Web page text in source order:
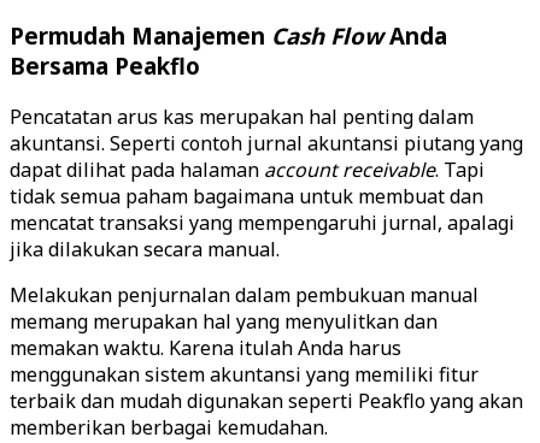
Permudah Manajemen Cash FlowAnda
Bersama Peakflo
Pencatatan arus kas merupakan hal penting dalam
akuntansi. Seperti contoh jurnal akuntansi piutang yang
dapat dilihat pada halaman account receivable. Tapi
tidak semua paham bagaimana untuk membuat dan
mencatat transaksi yang mempengaruhi jurnal, apalagi
jika dilakukan secara manual.
Melakukan penjurnalan dalam pembukuan manual
memang merupakan hal yang menyulitkan dan
memakan waktu. Karena itulah Anda harus
menggunakan sistem akuntansi yang memiliki fitur
terbaik dan mudah digunakan seperti Peakflo yang akan
memberikan berbagai kemudahan.